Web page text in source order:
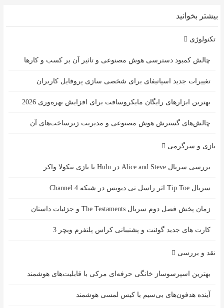
بیشتر بخوانید
تکنولوژی
چالش کمبود دسترسی هوش مصنوعی و تاثیر آن بر کسب و کارها
تغییرات جدید اسپاتیفای برای شخصی سازی پروفایل کاربران
بهترین ابزارهای رایگان مایکروسافت برای افزایش بهره‌وری 2026
چالش‌های گسترش هوش مصنوعی و مدیریت زیرساخت‌های آن
بازی و سرگرمی
بررسی سریال Alice and Steve در Hulu با بازی نیکولا واکر
سریال Tip Toe اثر راسل تی دیویس در شبکه Channel 4
زمان پخش فصل دوم سریال The Testaments و جزئیات داستان
کارت های جدید گوئنت و پشتیبانی کراس پلتفرم ویچر 3
نقد و بررسی
بهترین اسپرسوساز خانگی حرفه‌ای مرکی با قابلیت‌های هوشمند
آینده هدفون‌های بی‌سیم با کیس لمسی هوشمند